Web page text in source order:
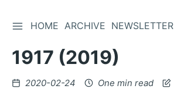
Skip
Content
TOGGLE SIDEBAR
HOME ARCHIVE NEWSLETTER
1917 (2019)
Posted
2020-02-24 One min read